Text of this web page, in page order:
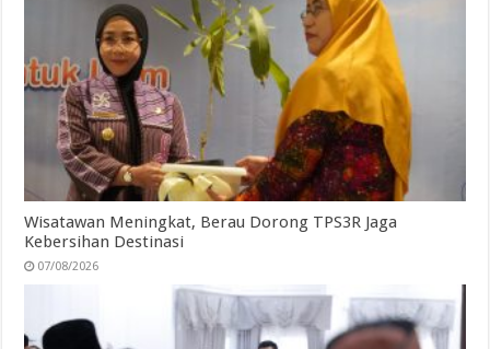
Wisatawan Meningkat, Berau Dorong TPS3R Jaga
Kebersihan Destinasi
07/08/2026